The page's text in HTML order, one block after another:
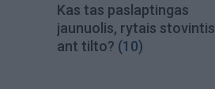
Kas tas paslaptingas
jaunuolis, rytais stovintis
ant tilto? (10)